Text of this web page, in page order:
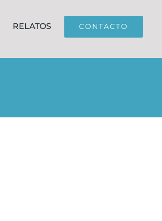
RELATOS CONTACTO